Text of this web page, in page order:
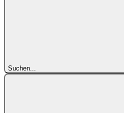
Suchen...